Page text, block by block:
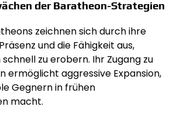
der Baratheon-Strategien
zeichnen sich durch ihre
und die Fähigkeit aus,
zu erobern. Ihr Zugang zu
ermöglicht aggressive Expansion,
Gegnern in frühen
macht.